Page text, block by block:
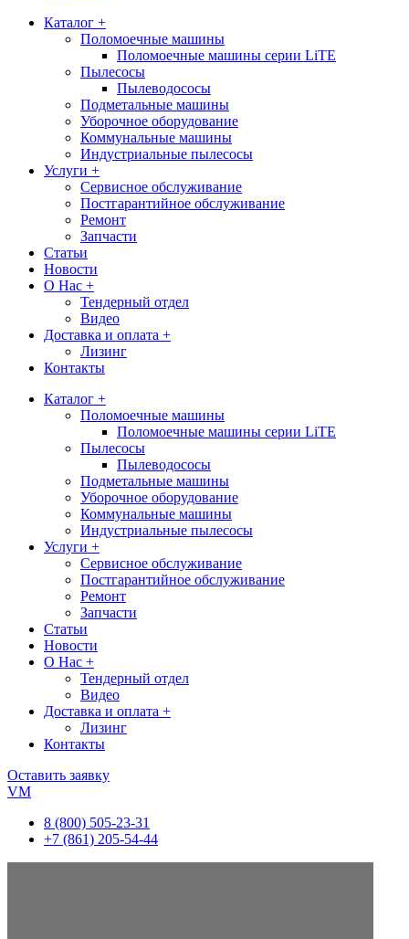
Каталог +
Поломоечные машины
Поломоечные машины серии LiTE
Пылесосы
Пылеводососы
Подметальные машины
Уборочное оборудование
Коммунальные машины
Индустриальные пылесосы
Услуги +
Сервисное обслуживание
Постгарантийное обслуживание
Ремонт
Запчасти
Статьи
Новости
О Нас +
Тендерный отдел
Видео
Доставка и оплата +
Лизинг
Контакты
Каталог +
Поломоечные машины
Поломоечные машины серии LiTE
Пылесосы
Пылеводососы
Подметальные машины
Уборочное оборудование
Коммунальные машины
Индустриальные пылесосы
Услуги +
Сервисное обслуживание
Постгарантийное обслуживание
Ремонт
Запчасти
Статьи
Новости
О Нас +
Тендерный отдел
Видео
Доставка и оплата +
Лизинг
Контакты
Оставить заявку
VM
8 (800) 505-23-31
+7 (861) 205-54-44